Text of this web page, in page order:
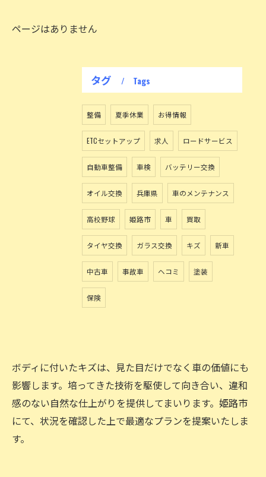
ページはありません
タグ Tags
整備 夏季休業 お得情報
ETCセットアップ 求人 ロードサービス
自動車整備 車検 バッテリー交換
オイル交換 兵庫県 車のメンテナンス
高校野球 姫路市 車 買取
タイヤ交換 ガラス交換 キズ 新車
中古車 事故車 ヘコミ 塗装
保険
ボディに付いたキズは、見た目だけでなく車の価値にも
影響します。培ってきた技術を駆使して向き合い、違和
感のない自然な仕上がりを提供してまいります。姫路市
にて、状況を確認した上で最適なプランを提案いたしま
す。